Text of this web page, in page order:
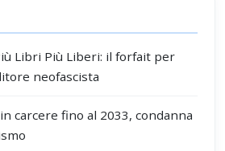
Libri Più Liberi: il forfait per
neofascista
carcere fino al 2033, condanna